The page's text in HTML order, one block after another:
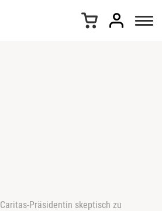
Caritas-Präsidentin skeptisch zu